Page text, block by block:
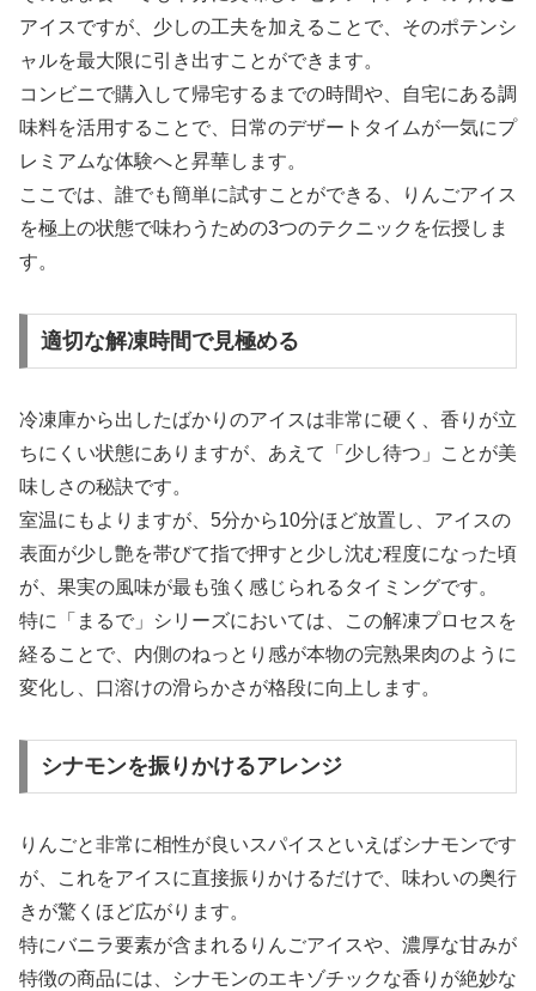
アイスですが、少しの工夫を加えることで、そのポテンシ
ャルを最大限に引き出すことができます。
コンビニで購入して帰宅するまでの時間や、自宅にある調
味料を活用することで、日常のデザートタイムが一気にプ
レミアムな体験へと昇華します。
ここでは、誰でも簡単に試すことができる、りんごアイス
を極上の状態で味わうための3つのテクニックを伝授しま
す。
適切な解凍時間で見極める
冷凍庫から出したばかりのアイスは非常に硬く、香りが立
ちにくい状態にありますが、あえて「少し待つ」ことが美
味しさの秘訣です。
室温にもよりますが、5分から10分ほど放置し、アイスの
表面が少し艶を帯びて指で押すと少し沈む程度になった頃
が、果実の風味が最も強く感じられるタイミングです。
特に「まるで」シリーズにおいては、この解凍プロセスを
経ることで、内側のねっとり感が本物の完熟果肉のように
変化し、口溶けの滑らかさが格段に向上します。
シナモンを振りかけるアレンジ
りんごと非常に相性が良いスパイスといえばシナモンです
が、これをアイスに直接振りかけるだけで、味わいの奥行
きが驚くほど広がります。
特にバニラ要素が含まれるりんごアイスや、濃厚な甘みが
特徴の商品には、シナモンのエキゾチックな香りが絶妙な